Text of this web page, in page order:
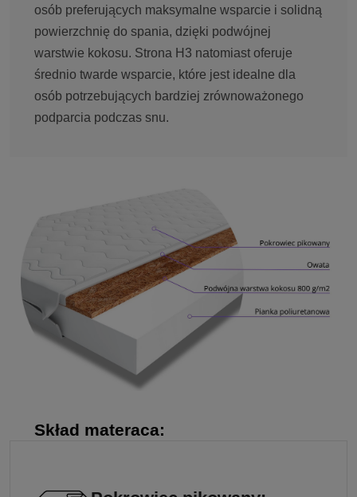
osób preferujących maksymalne wsparcie i solidną
powierzchnię do spania, dzięki podwójnej
warstwie kokosu. Strona H3 natomiast oferuje
średnio twarde wsparcie, które jest idealne dla
osób potrzebujących bardziej zrównoważonego
podparcia podczas snu.
Skład materaca: